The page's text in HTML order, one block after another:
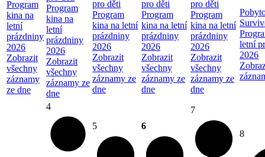
Program
kina na
letní
prázdniny
2026
Zobrazit
všechny
záznamy
ze dne
Program
kina na
letní
prázdniny
2026
Zobrazit
všechny
záznamy ze
dne
pro děti
Program
kina na letní
prázdniny
2026
Zobrazit
všechny
záznamy ze
dne
pro děti
Program
kina na letní
prázdniny
2026
Zobrazit
všechny
záznamy ze
dne
pro děti
Program
kina na letní
prázdniny
2026
Zobrazit
všechny
záznamy ze
dne
letní
2026
4
5 6
7
8